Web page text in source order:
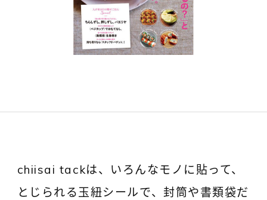
chiisai tackは、いろんなモノに貼って、
とじられる玉紐シールで、封筒や書類袋だ